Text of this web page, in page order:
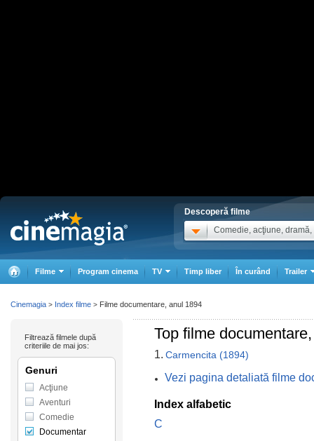
Descoperă filme
Comedie, acţiune, dramă,
Filme Program cinema TV Timp liber În curând Trailer
Top filme
1. Carmencita (1894)
Vezi pagina detaliată filme
Index alfabetic
C
Filtrează filmele după
criteriile de mai jos:
Genuri
Acţiune
Aventuri
Comedie
Documentar
Cinemagia > Index filme > Filme documentare, anul 1894